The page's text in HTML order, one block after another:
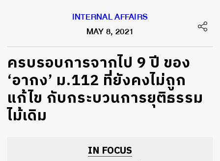
INTERNAL AFFAIRS
MAY 8, 2021
ครบรอบการจากไป 9 ปี ของ
‘อากง’ ม.112 ที่ยังคงไม่ถูก
แก้ไข กับกระบวนการยุติธรรม
ไม้เดิม
IN FOCUS